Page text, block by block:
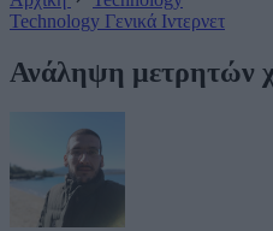
Technology Γενικά Ιντερνετ
Ανάληψη μετρητών